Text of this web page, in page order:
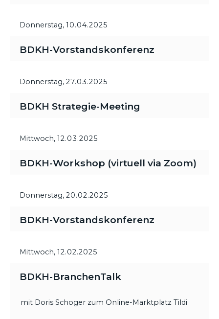
Donnerstag, 10.04.2025
BDKH-Vorstandskonferenz
Donnerstag, 27.03.2025
BDKH Strategie-Meeting
Mittwoch, 12.03.2025
BDKH-Workshop (virtuell via Zoom)
Donnerstag, 20.02.2025
BDKH-Vorstandskonferenz
Mittwoch, 12.02.2025
BDKH-BranchenTalk
mit Doris Schoger zum Online-Marktplatz Tildi